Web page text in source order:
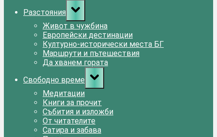
Разстояния
Toggle
sub-
menu
Живот в чужбина
Европейски дестинации
Културно-исторически места БГ
Маршрути и пътешествия
Да хванем гората
Свободно време
Toggle
sub-
menu
Медитации
Книги за прочит
Събития и изложби
От читателите
Сатира и забава